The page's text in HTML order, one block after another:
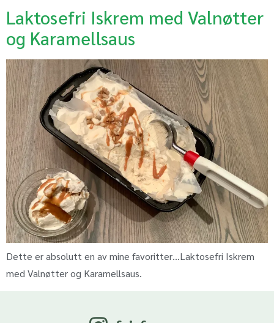
Laktosefri Iskrem med Valnøtter
og Karamellsaus
Dette er absolutt en av mine favoritter…Laktosefri Iskrem
med Valnøtter og Karamellsaus.